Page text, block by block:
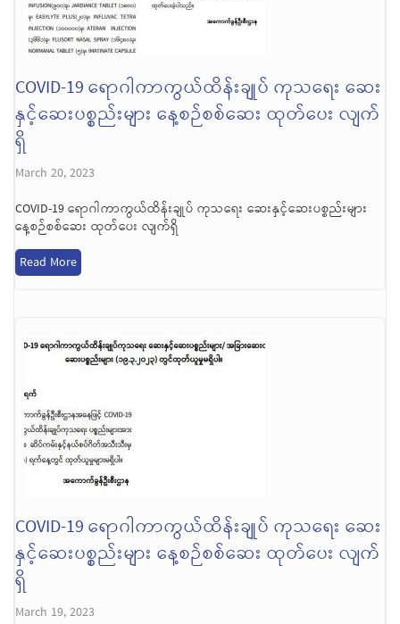
COVID-19 ရောဂါကာကွယ်ထိန်းချုပ် ကုသရေး ဆေး
နှင့်ဆေးပစ္စည်းများ နေ့စဉ်စစ်ဆေး ထုတ်ပေး လျက်
ရှိ
March 20, 2023
COVID-19 ရောဂါကာကွယ်ထိန်းချုပ် ကုသရေး ဆေးနှင့်ဆေးပစ္စည်းများ
နေ့စဉ်စစ်ဆေး ထုတ်ပေး လျက်ရှိ
Read More
COVID-19 ရောဂါကာကွယ်ထိန်းချုပ် ကုသရေး ဆေး
နှင့်ဆေးပစ္စည်းများ နေ့စဉ်စစ်ဆေး ထုတ်ပေး လျက်
ရှိ
March 19, 2023